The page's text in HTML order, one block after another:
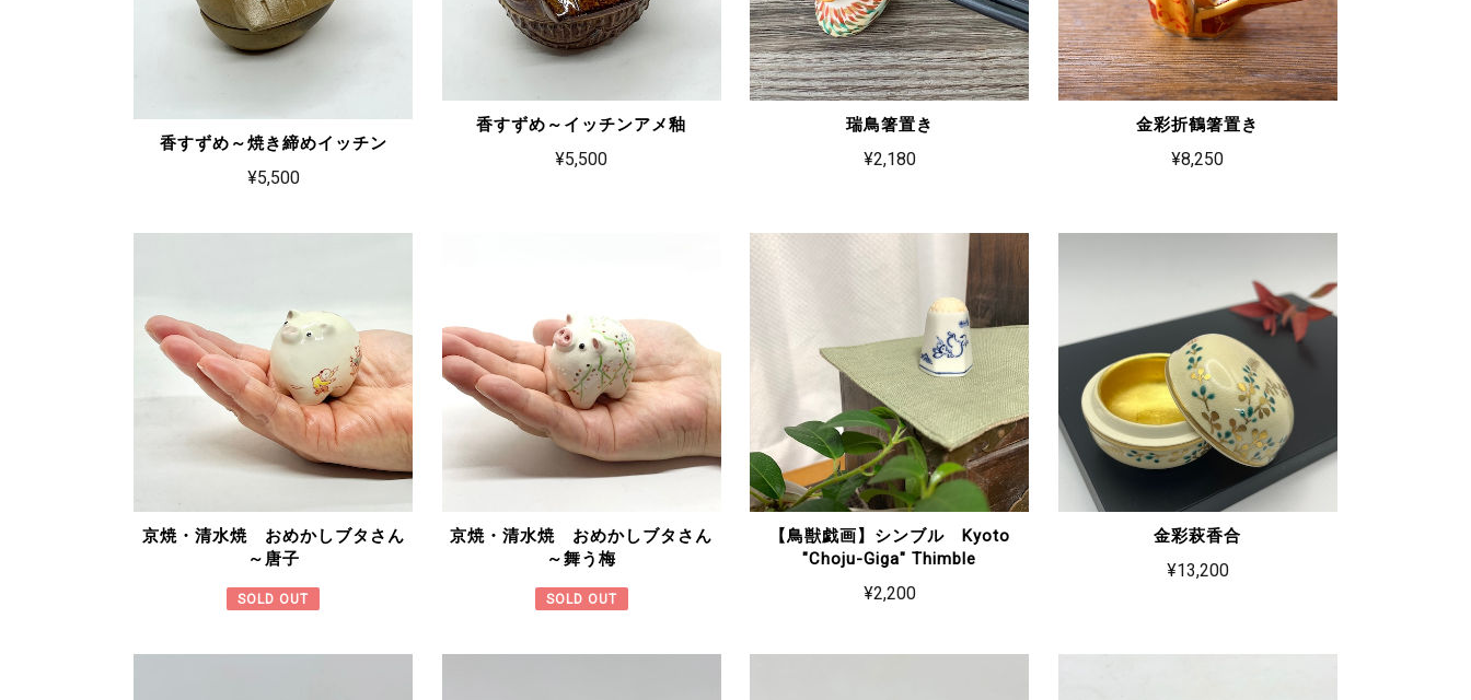
香すずめ～焼き締めイッチン
¥5,500
香すずめ～イッチンアメ釉
¥5,500
瑞鳥箸置き
¥2,180
金彩折鶴箸置き
¥8,250
京焼・清水焼 おめかしブタさん
～唐子
SOLD OUT
京焼・清水焼 おめかしブタさん
～舞う梅
SOLD OUT
【鳥獣戯画】シンブル Kyoto
"Choju-Giga" Thimble
¥2,200
金彩萩香合
¥13,200